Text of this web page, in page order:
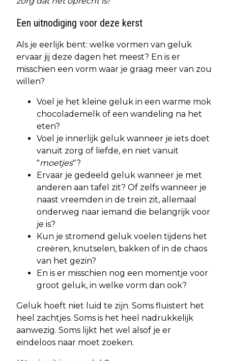
Een uitnodiging voor deze kerst
Als je eerlijk bent: welke vormen van geluk
ervaar jij deze dagen het meest? En is er
misschien een vorm waar je graag meer van zou
willen?
Voel je het kleine geluk in een warme mok
chocolademelk of een wandeling na het
eten?
Voel je innerlijk geluk wanneer je iets doet
vanuit zorg of liefde, en niet vanuit
"moetjes"?
Ervaar je gedeeld geluk wanneer je met
anderen aan tafel zit? Of zelfs wanneer je
naast vreemden in de trein zit, allemaal
onderweg naar iemand die belangrijk voor
je is?
Kun je stromend geluk voelen tijdens het
creëren, knutselen, bakken of in de chaos
van het gezin?
En is er misschien nog een momentje voor
groot geluk, in welke vorm dan ook?
Geluk hoeft niet luid te zijn. Soms fluistert het
heel zachtjes. Soms is het heel nadrukkelijk
aanwezig. Soms lijkt het wel alsof je er
eindeloos naar moet zoeken.